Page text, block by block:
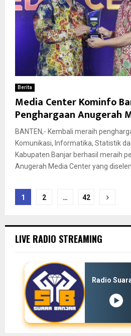
Berita
Media Center Kominfo
Penghargaan Anugerah
BANTEN,- Kembali meraih
Komunikasi, Informatika, Statistik
Kabupaten Banjar berhasil meraih
Anugerah Media Center yang
Paginasi
1 2 … 42
LIVE RADIO STREAMING
Radio